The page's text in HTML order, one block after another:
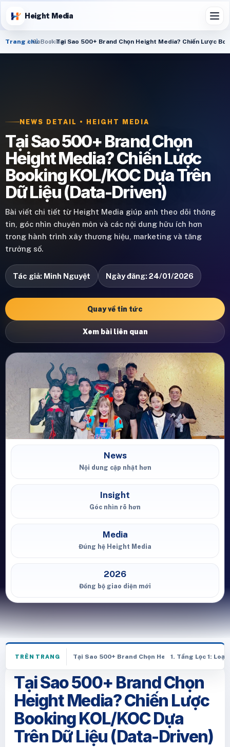
Height Media
Trang chủGoBookingTại Sao 500+ Brand Chọn Height Media? Chiến Lược
NEWS DETAIL • HEIGHT MEDIA
Tại Sao 500+ Brand Chọn
Height Media? Chiến Lược
Booking KOL/KOC Dựa Trên
Dữ Liệu (Data-Driven)
Bài viết chi tiết từ Height Media giúp anh theo dõi thông
tin, góc nhìn chuyên môn và các nội dung hữu ích hơn
trong hành trình xây thương hiệu, marketing và tăng
trưởng số.
Tác giả: Minh Nguyệt Ngày đăng: 24/01/2026
Quay về tin tức
Xem bài liên quan
News
Nội dung cập nhật hơn
Insight
Góc nhìn rõ hơn
Media
Đúng hệ Height Media
2026
Đồng bộ giao diện mới
TRÊN TRANG Tại Sao 500+ Brand Chọn Height Media? Chiến
1. Tầng Lọc 1:
Tại Sao 500+ Brand Chọn
Height Media? Chiến Lược
Booking KOL/KOC Dựa
Trên Dữ Liệu (Data-Driven)